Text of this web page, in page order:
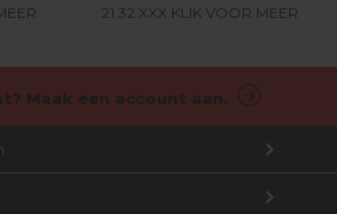
21.32.XXX KLIK VOOR MEER
Maak een account aan.